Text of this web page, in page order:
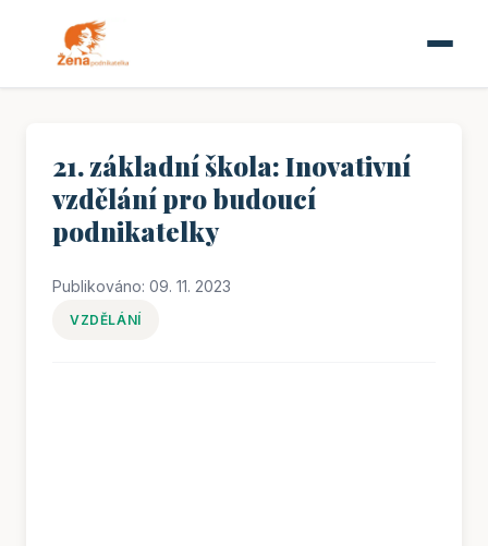
21. základní škola: Inovativní
vzdělání pro budoucí
podnikatelky
Publikováno: 09. 11. 2023
VZDĚLÁNÍ